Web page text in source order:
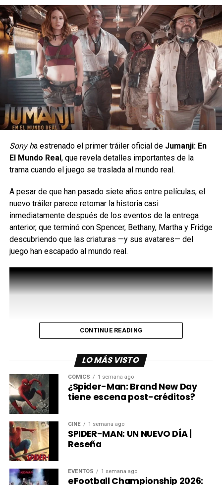
. Esta equilibrada mezcla de humor negro, violencia gráfica
y sincero corazón navideño conquistó a la audiencia
mundial.
Su excelente desempeño en taquilla y el respaldo de la
culto para las fiestas.
Siguenos en todas nuestrasredes socialespara estar
enterado de lo más atractivo del mundo geek, además
suscríbete a nuestro canal deYoutubeypodcast
comments
No se trata de llevar un personaje estampado, sino de
convierten cada par en una pieza llena de personalidad.
Esta colección llegará exclusivamente con dos modelos:
Wally Funk Spider-Man y
Wally Funk Hulk, convirtiéndose en la única puerta de
entrada para los fans a este
lanzamiento.
Como en toda historia de HEYDUDE, la comodidad sigue
Ambos modelos conservan la ligereza y flexibilidad que
marca, demostrando que el estilo y la funcionalidad
universo.
El éxito de Spider-Man
Porque las grandes historias no solo se leen, se ven o se
coleccionan; también se
viven, esta colaboración abre un nuevo capítulo donde la
caminan en la misma dirección.
Sony ha estrenado el primer tráiler oficial de Jumanji: En
El Mundo Real, que revela detalles importantes de la
trama cuando el juego se traslada al mundo real.
A pesar de que han pasado siete años entre películas, el
nuevo tráiler parece retomar la historia casi
inmediatamente después de los eventos de la entrega
anterior, que terminó con Spencer, Bethany, Martha y Fridge
descubriendo que las criaturas —y sus avatares— del
juego han escapado al mundo real.
CONTINUE READING
LO MÁS VISTO
CÓMICS 1 semana ago
¿Spider-Man: Brand New Day
tiene escena post-créditos?
CINE 1 semana ago
SPIDER-MAN: UN NUEVO DÍA |
Reseña
EVENTOS 1 semana ago
eFootball Championship 2026: